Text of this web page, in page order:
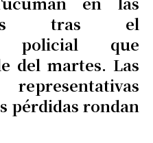
tras el
policial que
del martes. Las
pérdidas rondan